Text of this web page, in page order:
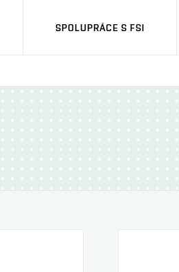
SPOLUPRÁCE S FSI